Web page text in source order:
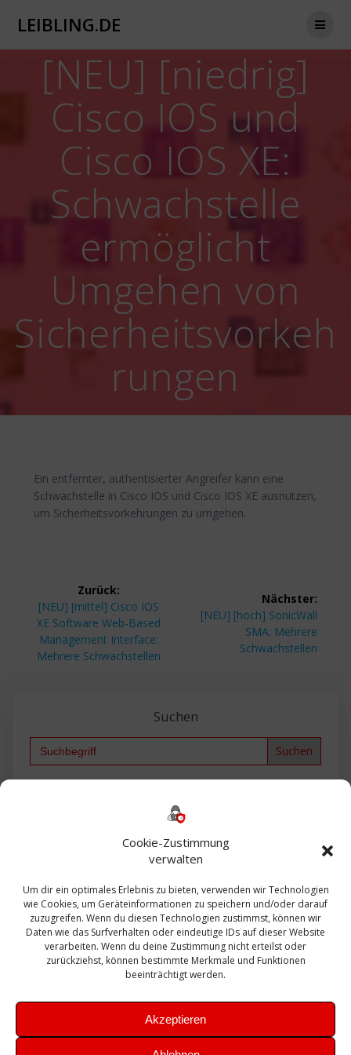
Cookie-Zustimmung
verwalten
Um dir ein optimales Erlebnis zu bieten, verwenden wir Technologien
wie Cookies, um Geräteinformationen zu speichern und/oder darauf
zuzugreifen. Wenn du diesen Technologien zustimmst, können wir
Daten wie das Surfverhalten oder eindeutige IDs auf dieser Website
verarbeiten. Wenn du deine Zustimmung nicht erteilst oder
zurückziehst, können bestimmte Merkmale und Funktionen
beeinträchtigt werden.
Akzeptieren
LEIBLING.DE
[NEU] [niedrig]
Cisco IOS und
Cisco IOS XE:
Schwachstelle
ermöglicht
Umgehen von
Sicherheitsvorkeh
rungen
Ein entfernter, authentisierter Angreifer kann eine
Schwachstelle in Cisco IOS und Cisco IOS XE ausnutzen,
um Sicherheitsvorkehrungen zu umgehen.
Beitragsnavigation
Zurück:
Vorheriger
Beitrag:
[NEU] [mittel] Cisco IOS
XE Software Web-Based
Management Interface:
Mehrere Schwachstellen
Nächster:
Nächster
[NEU] [hoch] SonicWall
SMA: Mehrere
Schwachstellen
Suchen
Search
Bautagebuch
Exchange firewall Fritzbox
Microsoft
Sanierung SBS Security Server Sicherheit
Sicherung SIEM Sophos SSL Ubuntu
Update Upgrade UTM VCenter VCSA Veeam
VMWare VPN WAZUH Windows
Zertifikat